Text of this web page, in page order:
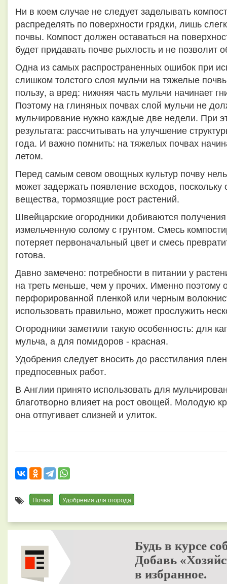
Ни в коем случае не следует заделывать
распределять по поверхности грядки, лишь
почвы. Компост должен оставаться на
будет придавать почве рыхлость и не позволит
Одна из самых распространенных ошибок при
слишком толстого слоя мульчи на тяжелые
пользу, а вред: нижняя часть мульчи начинает
Поэтому на глиняных почвах слой мульчи не
мульчирование нужно каждые две недели. При
результата: рассчитывать на улучшение
года. И важно помнить: на тяжелых почвах
летом.
Перед самым севом овощных культур почву
может задержать появление всходов,
вещества, тормозящие рост растений.
Швейцарские огородники добиваются
измельченную солому с грунтом. Смесь
потеряет первоначальный цвет и смесь
готова.
Давно замечено: потребности в питании у
на треть меньше, чем у прочих. Именно поэтому
перфорированной пленкой или черным
использовать правильно, может прослужить
Огородники заметили такую особенность: для
мульча, а для помидоров - красная.
Удобрения следует вносить до расстилания
предпосевных работ.
В Англии принято использовать для
благотворно влияет на рост овощей. Молодую
она отпугивает слизней и улиток.
Почва Удобрения для огорода
Будь в курсе
Добавь
в избранное.